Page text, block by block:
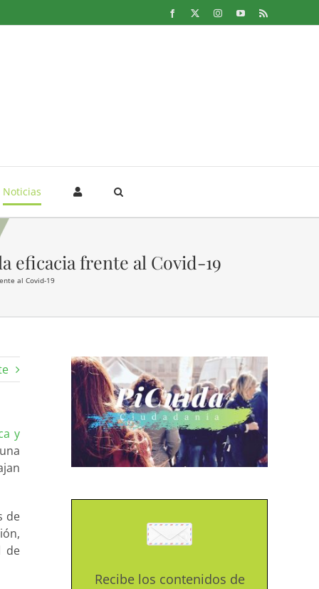
Facebook InstagramYouTubeRss
Noticias
eficacia frente al Covid-19
al Covid-19
y
de
de
Recibe los contenidos de